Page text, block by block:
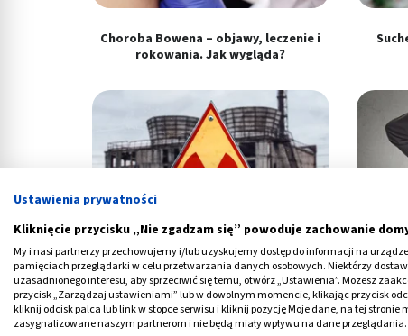
Choroba Bowena – objawy, leczenie i
rokowania. Jak wygląda?
Choroba popromienna – objawy,
leczenie i skutki. Czym jest?
Ustawienia prywatności
Kliknięcie przycisku „Nie zgadzam się” powoduje zachowanie
My i nasi partnerzy przechowujemy i/lub uzyskujemy dostęp do informacji na
pamięciach przeglądarki w celu przetwarzania danych osobowych. Niektórzy
uzasadnionego interesu, aby sprzeciwić się temu, otwórz „Ustawienia”. Możesz
przycisk „Zarządzaj ustawieniami” lub w dowolnym momencie, klikając przycisk
kliknij odcisk palca lub link w stopce serwisu i kliknij pozycję Moje dane, na tej stronie
zasygnalizowane naszym partnerom i nie będą miały wpływu na dane przeglądania.